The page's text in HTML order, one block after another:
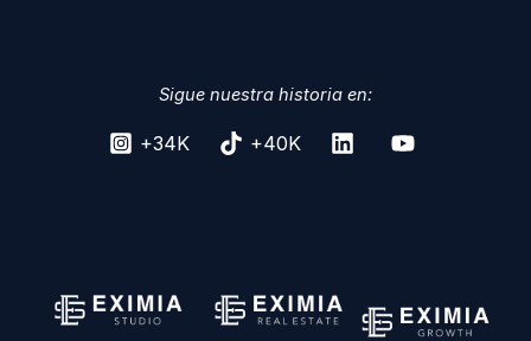
Sigue nuestra historia en:
+34K +40K